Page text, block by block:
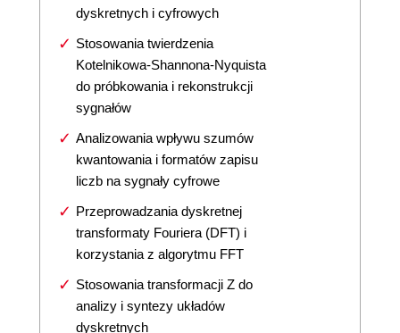
dyskretnych i cyfrowych
Stosowania twierdzenia
Kotelnikowa-Shannona-Nyquista
do próbkowania i rekonstrukcji
sygnałów
Analizowania wpływu szumów
kwantowania i formatów zapisu
liczb na sygnały cyfrowe
Przeprowadzania dyskretnej
transformaty Fouriera (DFT) i
korzystania z algorytmu FFT
Stosowania transformacji Z do
analizy i syntezy układów
dyskretnych